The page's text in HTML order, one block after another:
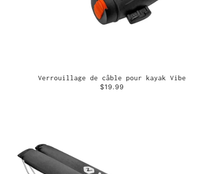
Verrouillage de câble pour kayak Vibe
$19.99